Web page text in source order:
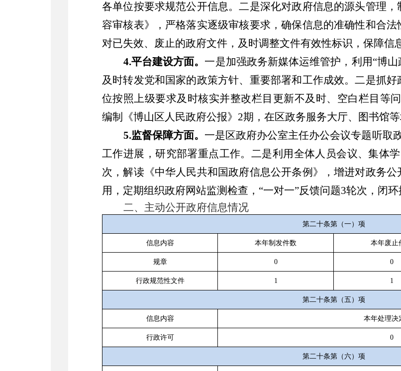
各单位按要求规范公开信息。二是深化对政府信息的源头管理，
容审核表》 ， 严格落实逐级审核要求，确保信息的准确性和合法
对已失效、废止的政府文件，及时调整文件有效性标识 ， 保障信
4.平台建设方面。 一是加强政务新媒体运维管护，利用“博
及时转发党和国家的政策方针、重要部署和工作成效。二是抓好
位按照上级要求及时核实并整改栏目更新不及时、空白栏目等
编制《博山区人民政府公报》2期，在区政务服务大厅、图书馆等
5.监督保障方面。 一是区政府办公室主任办公会议专题听取
工作进展，研究部署重点工作。二是利用全体人员会议、集体
次，解读《中华人民共和国政府信息公开条例》，增进对政务
用，定期组织政府网站监测检查，“一对一”反馈问题3轮次，闭环
二、主动公开政府信息情况
第二十条第（一）项
信息内容 本年制发件数 本年废止
规章 0 0
行政规范性文件 1 1
第二十条第（五）项
信息内容 本年处理决
行政许可 0
第二十条第（六）项